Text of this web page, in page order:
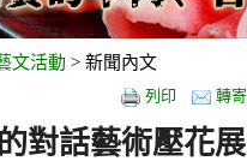
文活動 > 新聞內文
列印 轉
對話藝術壓花